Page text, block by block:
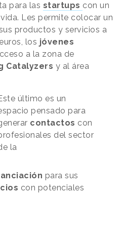
para las startups con un
Les permite colocar un
productos y servicios a
los jóvenes
a la zona de
Catalyzers y al área
último es un
pensado para
contactos con
del sector
la
para sus
con potenciales